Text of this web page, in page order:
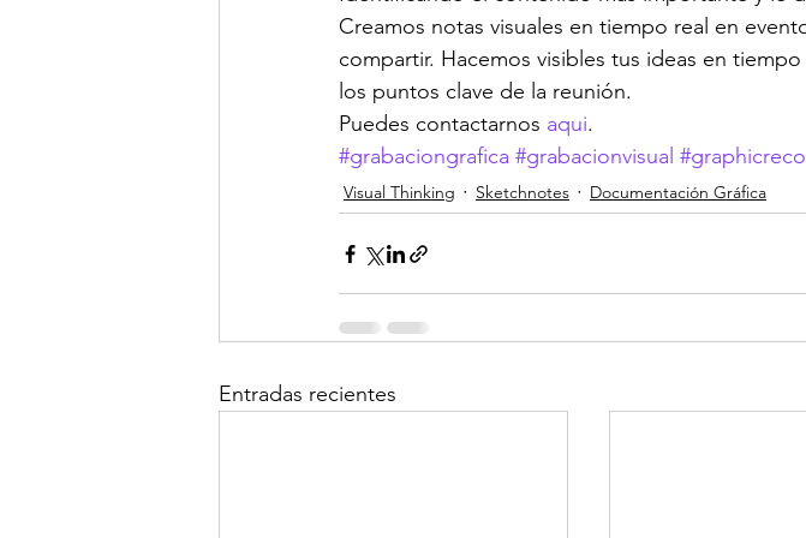
Creamos notas visuales en tiempo real en
compartir. Hacemos visibles tus ideas en
los puntos clave de la reunión.
Puedes contactarnos aqui.
#grabaciongrafica #grabacionvisual
Visual Thinking Sketchnotes Documentación Gráfica
Entradas recientes